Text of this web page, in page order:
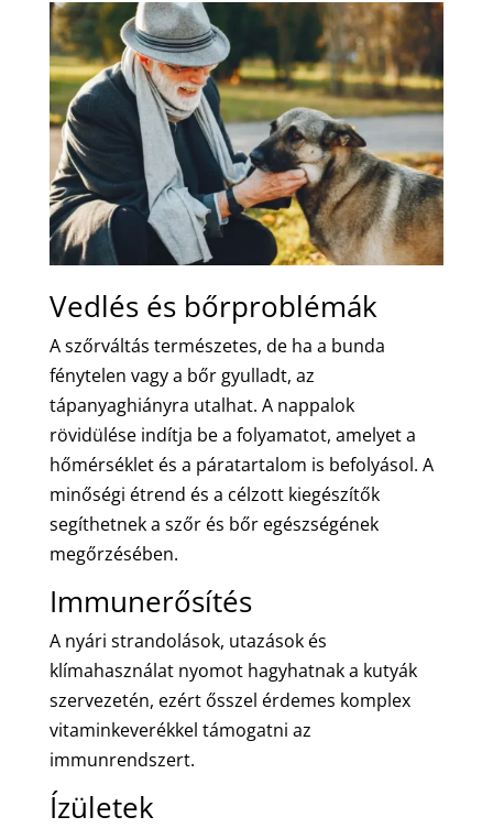
Vedlés és bőrproblémák
A szőrváltás természetes, de ha a bunda
fénytelen vagy a bőr gyulladt, az
tápanyaghiányra utalhat. A nappalok
rövidülése indítja be a folyamatot, amelyet a
hőmérséklet és a páratartalom is befolyásol. A
minőségi étrend és a célzott kiegészítők
segíthetnek a szőr és bőr egészségének
megőrzésében.
Immunerősítés
A nyári strandolások, utazások és
klímahasználat nyomot hagyhatnak a kutyák
szervezetén, ezért ősszel érdemes komplex
vitaminkeverékkel támogatni az
immunrendszert.
Ízületek